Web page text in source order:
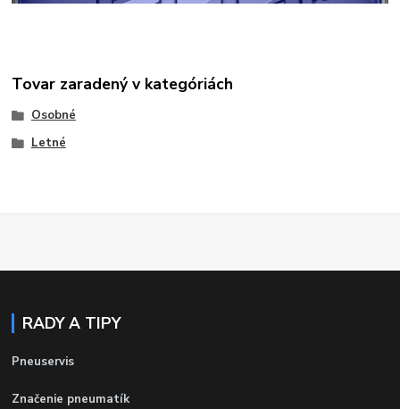
Tovar zaradený v kategóriách
Osobné
Letné
RADY A TIPY
Pneuservis
Značenie pneumatík